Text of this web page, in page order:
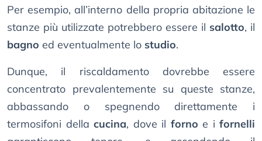
Per esempio, all’interno della propria abitazione le
stanze più utilizzate potrebbero essere il salotto, il
bagno ed eventualmente lo studio.
Dunque, il riscaldamento dovrebbe essere
concentrato prevalentemente su queste stanze,
abbassando o spegnendo direttamente i
termosifoni della cucina, dove il forno e i fornelli